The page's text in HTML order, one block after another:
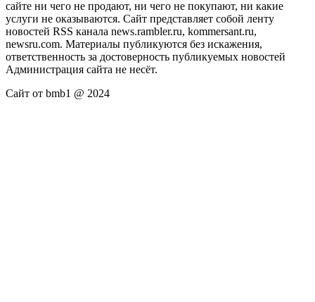
сайте ни чего не продают, ни чего не покупают, ни какие
услуги не оказываются. Сайт представляет собой ленту
новостей RSS канала news.rambler.ru, kommersant.ru,
newsru.com. Материалы публикуются без искажения,
ответственность за достоверность публикуемых новостей
Администрация сайта не несёт.
Сайт от bmb1 @ 2024